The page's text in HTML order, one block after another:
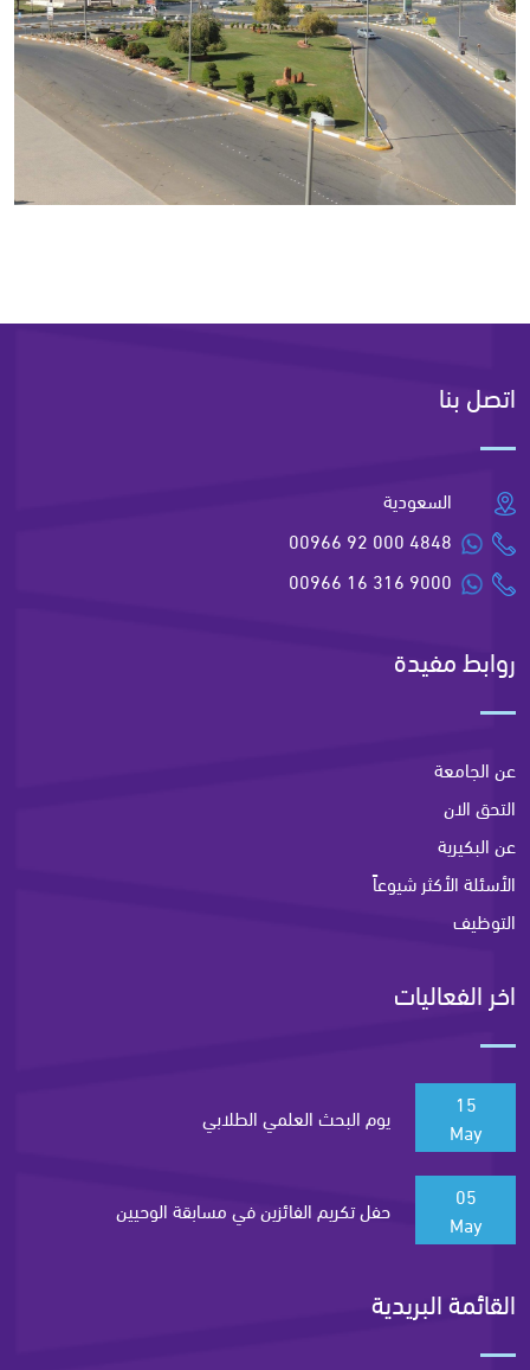
اتصل بنا
السعودية
00966 92 000 4848
00966 16 316 9000
روابط مفيدة
عن الجامعة
التحق الان
عن البكيرية
الأسئلة الأكثر شيوعاً
التوظيف
اخر الفعاليات
15
May
يوم البحث العلمي الطلابي
05
May
حفل تكريم الفائزين في مسابقة الوحيين
القائمة البريدية